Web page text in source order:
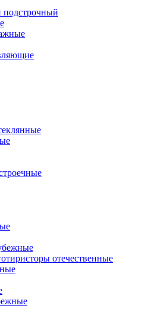
подстрочный
отечественные